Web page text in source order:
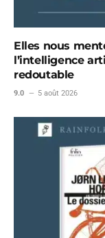
Elles nous
l’intelligence
redoutable
9.0 5 août 2026